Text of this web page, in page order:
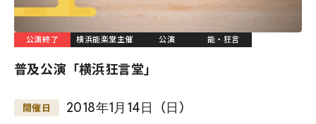
公演終了 横浜能楽堂主催 公演 能・狂言
普及公演「横浜狂言堂」
開催日 2018年1月 14日 （日 ）